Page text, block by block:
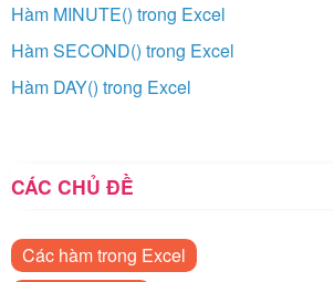
Hàm MINUTE() trong Excel
Hàm SECOND() trong Excel
Hàm DAY() trong Excel
CÁC CHỦ ĐỀ
Các hàm trong Excel